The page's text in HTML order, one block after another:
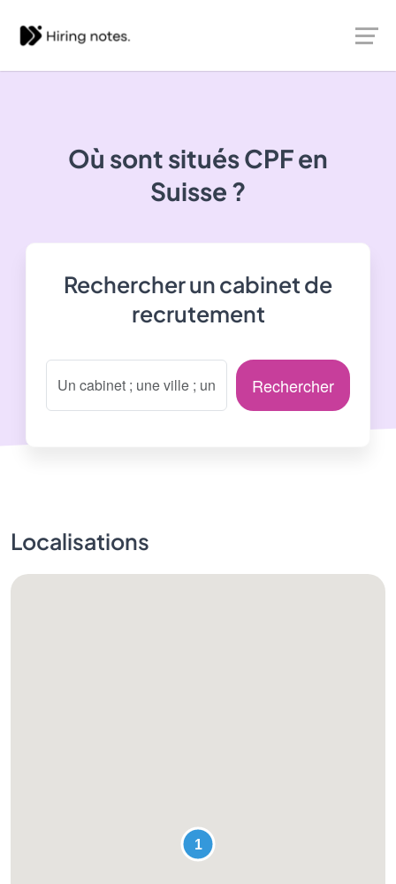
Où sont situésCPFen
Suisse ?
Rechercher un cabinet de
recrutement
Rechercher
Localisations